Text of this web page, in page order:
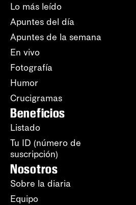
Lo más leído
Apuntes del día
Apuntes de la semana
En vivo
Fotografía
Humor
Crucigramas
Beneficios
Listado
Tu ID (número de
suscripción)
Nosotros
Sobre la diaria
Equipo